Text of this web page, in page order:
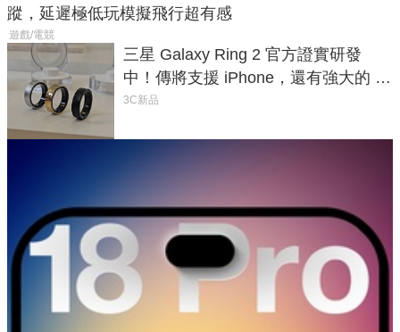
蹤，延遲極低玩模擬飛行超有感
遊戲/電競
三星 Galaxy Ring 2 官方證實研發
中！傳將支援 iPhone，還有強大的 AI
與智慧家電連動功能
3C新品